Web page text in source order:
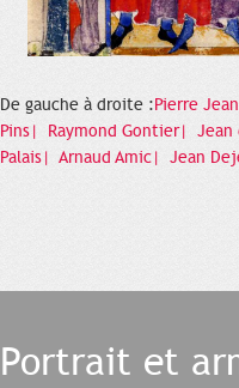
De gauche à droite :Pierre
Pins|
Raymond Gontier| Jean
Palais| Arnaud Amic| Jean
Portrait et